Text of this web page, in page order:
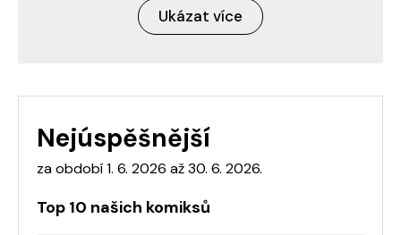
Ukázat více
Nejúspěšnější
za období 1. 6. 2026 až 30. 6. 2026.
Top 10 našich komiksů